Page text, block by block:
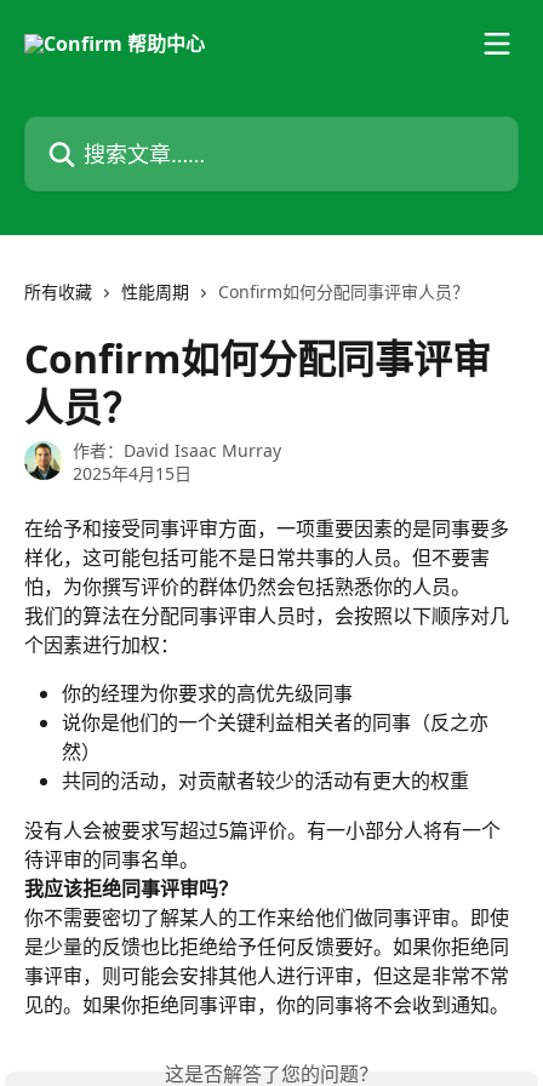
搜索文章……
所有收藏 性能周期 Confirm如何分配同事评审人员？
Confirm如何分配同事评审
人员？
作者： David Isaac Murray
2025年4月15日
在给予和接受同事评审方面，一项重要因素的是同事要多
样化，这可能包括可能不是日常共事的人员。但不要害
怕，为你撰写评价的群体仍然会包括熟悉你的人员。
我们的算法在分配同事评审人员时，会按照以下顺序对几
个因素进行加权：
你的经理为你要求的高优先级同事
说你是他们的一个关键利益相关者的同事（反之亦
然）
共同的活动，对贡献者较少的活动有更大的权重
没有人会被要求写超过5篇评价。有一小部分人将有一个
待评审的同事名单。
我应该拒绝同事评审吗？
你不需要密切了解某人的工作来给他们做同事评审。即使
是少量的反馈也比拒绝给予任何反馈要好。如果你拒绝同
事评审，则可能会安排其他人进行评审，但这是非常不常
见的。如果你拒绝同事评审，你的同事将不会收到通知。
这是否解答了您的问题？